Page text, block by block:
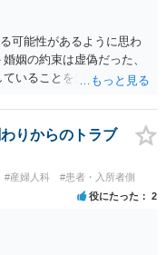
可能性があるように思わ
姻の約束は虚偽だった、
いることを知って行為に
高額にならないように思
みてください。
りからのトラブ
#産婦人科 #患者・入所者側
役にたった 2